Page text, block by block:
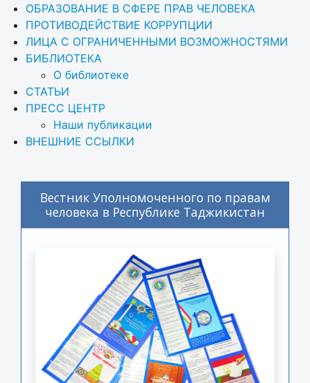
ОБРАЗОВАНИЕ В СФЕРЕ ПРАВ ЧЕЛОВЕКА
ПРОТИВОДЕЙСТВИЕ КОРРУПЦИИ
ЛИЦА С ОГРАНИЧЕННЫМИ ВОЗМОЖНОСТЯМИ
БИБЛИОТЕКА
О библиотеке
СТАТЬИ
ПРЕСС ЦЕНТР
Наши публикации
ВНЕШНИЕ ССЫЛКИ
Вестник Уполномоченного по правам
человека в Республике Таджикистан